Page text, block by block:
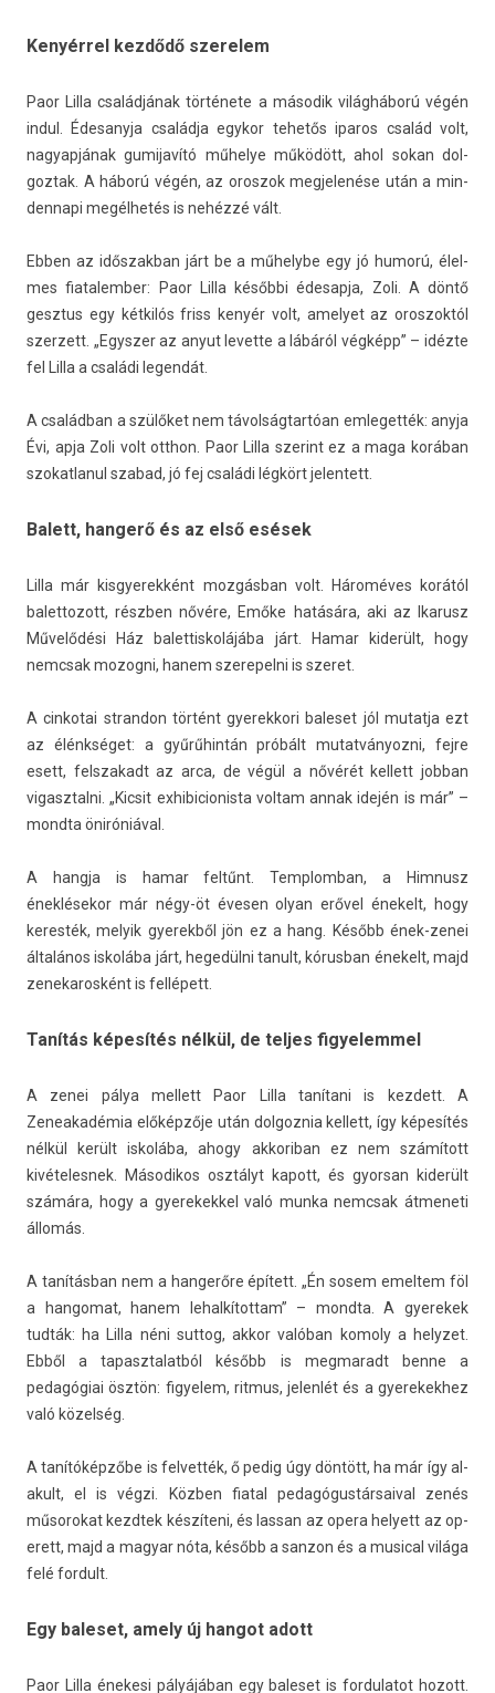
Kenyérrel kezdődő szerelem
Paor Lilla családjának története a második világháború végén
indul. Éde­sanyja családja egykor tehetős iparos család volt,
nagyap­jának gumijavító műhelye működött, ahol sokan dol­
goztak. A háború végén, az oros­zok meg­jelenése után a min­
dennapi megélhetés is nehézzé vált.
Ebben az idős­zakban járt be a műhelybe egy jó humorú, élel­
mes fiatalemb­er: Paor Lilla későbbi éde­sap­ja, Zoli. A döntő
gesztus egy kétkilós friss kenyér volt, amelyet az oros­zoktól
szer­zett. „Egysz­er az anyut levet­te a lábáról végképp” – idézte
fel Lilla a családi legen­dát.
A családban a szülőket nem távolságtartóan em­leget­ték: anyja
Évi, apja Zoli volt otthon. Paor Lilla szerint ez a maga korában
szokat­lanul szabad, jó fej családi légkört jelen­tett.
Balett, hangerő és az első esések
Lilla már kis­gyerek­ként mozgásban volt. Hároméves korától
balet­tozott, részben nővére, Emőke hatására, aki az Ikarusz
Művelődési Ház balet­tiskolájába járt. Hamar kiderült, hogy
nemcsak mozog­ni, hanem szerepel­ni is szeret.
A cin­kotai stran­don történt gyerek­kori baleset jól mutat­ja ezt
az élénkséget: a gyűrűhintán próbált mutat­ványoz­ni, fejre
esett, felszakadt az arca, de végül a nővérét kel­lett job­ban
vigasztal­ni. „Kic­sit ex­hibicionis­ta vol­tam annak idején is már” –
mondta öniróniával.
A han­gja is hamar feltűnt. Templom­ban, a Him­nusz
éneklésekor már négy-öt évesen olyan erővel énekelt, hogy
keres­ték, melyik gyerek­ből jön ez a hang. Később ének-zenei
általános iskolába járt, hegedülni tanult, kórus­ban énekelt, majd
zenekaros­ként is fellépett.
Tanítás képesítés nélkül, de teljes figyelemmel
A zenei pálya mel­lett Paor Lilla tanítani is kez­dett. A
Zeneakadémia előképzője után dol­goznia kel­lett, így képesítés
nélkül került iskolába, ahogy ak­koriban ez nem számított
kivételes­nek. Másodikos osztályt kapott, és gyor­san kiderült
számára, hogy a gyerekek­kel való munka nemcsak átmeneti
állomás.
A tanításban nem a han­gerőre épített. „Én sosem em­el­tem föl
a han­gomat, hanem lehal­kítot­tam” – mondta. A gyerekek
tudták: ha Lilla néni sut­tog, akkor valóban komo­ly a helyzet.
Ebből a tapasztalat­ból később is meg­maradt benne a
pedagógiai ösztön: figyelem, rit­mus, jelen­lét és a gyerekek­hez
való közelség.
A tanítóképzőbe is fel­vették, ő pedig úgy döntött, ha már így al­
akult, el is végzi. Közben fiat­al pedagógus­társaiv­al zenés
műsorokat kezdtek készíteni, és las­san az opera helyett az op­
erett, majd a magyar nóta, később a san­zon és a mus­ical világa
felé for­dult.
Egy baleset, amely új hangot adott
Paor Lilla énekesi pályájában egy baleset is for­dulatot hozott.